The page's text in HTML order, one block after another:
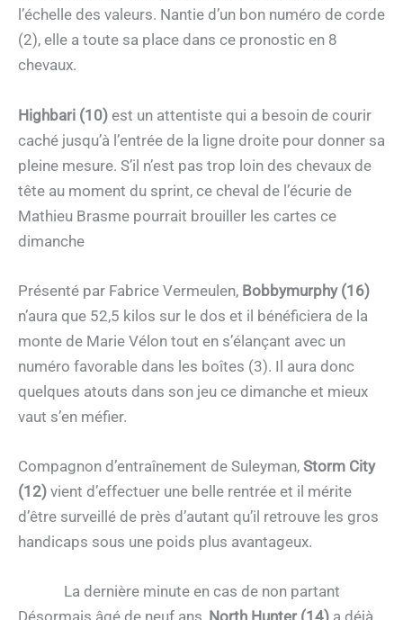
l’échelle des valeurs. Nantie d’un bon numéro de corde
(2), elle a toute sa place dans ce pronostic en 8
chevaux.
Highbari (10) est un attentiste qui a besoin de courir
caché jusqu’à l’entrée de la ligne droite pour donner sa
pleine mesure. S’il n’est pas trop loin des chevaux de
tête au moment du sprint, ce cheval de l’écurie de
Mathieu Brasme pourrait brouiller les cartes ce
dimanche
Présenté par Fabrice Vermeulen, Bobbymurphy (16)
n’aura que 52,5 kilos sur le dos et il bénéficiera de la
monte de Marie Vélon tout en s’élançant avec un
numéro favorable dans les boîtes (3). Il aura donc
quelques atouts dans son jeu ce dimanche et mieux
vaut s’en méfier.
Compagnon d’entraînement de Suleyman, Storm City
(12) vient d’effectuer une belle rentrée et il mérite
d’être surveillé de près d’autant qu’il retrouve les gros
handicaps sous une poids plus avantageux.
La dernière minute en cas de non partant